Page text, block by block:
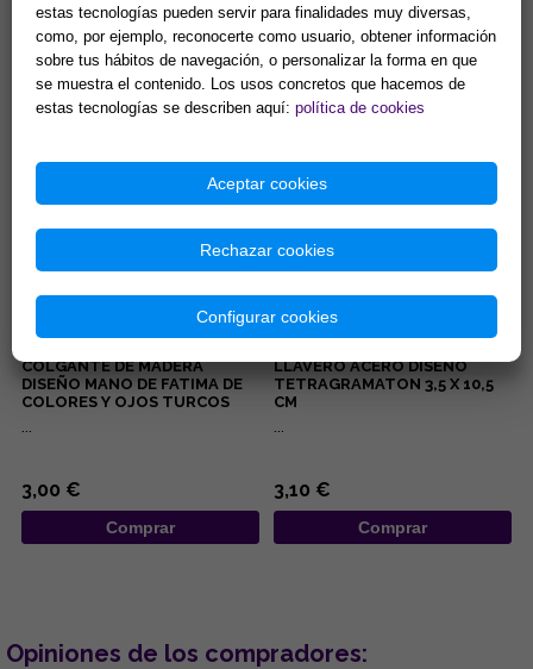
OJOS TURCOS COLOR LILA
CON PESTAÑAS BRILLANTES
5,00 €
DISEÑO ELEFANTE DE
COLORES Y OJO TURCO
6.5x19CM
...
1,80 €
COLGANTE DE MADERA
DISEÑO MANO DE FATIMA DE
COLORES Y OJOS TURCOS
3,00 €
Comprar
LLAVERO ACERO DISEÑO
TETRAGRAMATON 3,5 X 10,5
CM
3,10 €
Comprar
Opiniones de los compradores:
estas tecnologías pueden servir para finalidades muy diversas,
como, por ejemplo, reconocerte como usuario, obtener información
sobre tus hábitos de navegación, o personalizar la forma en que
se muestra el contenido. Los usos concretos que hacemos de
estas tecnologías se describen aquí: política de cookies
Aceptar cookies
Rechazar cookies
Configurar cookies